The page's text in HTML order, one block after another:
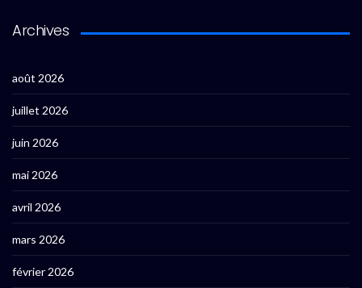
Archives
août 2026
juillet 2026
juin 2026
mai 2026
avril 2026
mars 2026
février 2026